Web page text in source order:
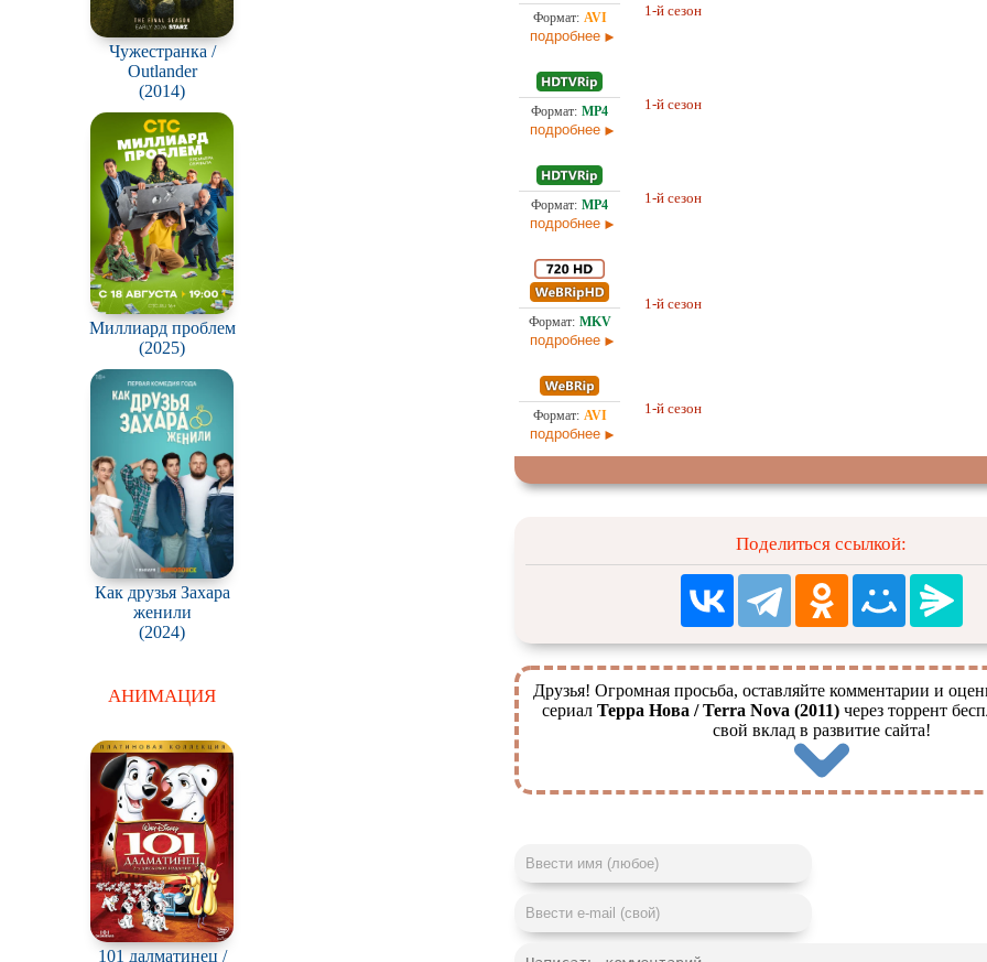
Чужестранка /
Outlander
(2014)
Миллиард проблем
(2025)
Как друзья Захара
женили
(2024)
АНИМАЦИЯ
101 далматинец /
подробнее
1-й сезон
подробнее
1-й сезон
подробнее
1-й сезон
подробнее
1-й сезон
подробнее
1-й сезон
Поделиться ссылкой:
Друзья! Огромная просьба, оставляйте комментарии и
сериал Терра Нова / Terra Nova (2011)через торрент
свой вклад в развитие сайта!